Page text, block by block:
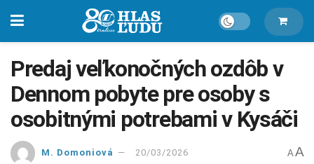
Predaj veľkonočných ozdôb v
Dennom pobyte pre osoby s
osobitnými potrebami v Kysáči
M. Domoniová 20/03/2026 A A